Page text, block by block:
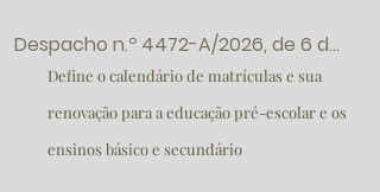
Despacho n.º 4472-A/2026, de 6 de abril,
Define o calendário de matrículas e sua
renovação para a educação pré-escolar e os
ensinos básico e secundário